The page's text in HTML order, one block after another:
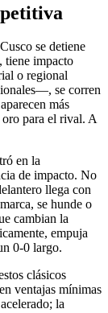
se detiene
tiene impacto
o regional
se corren
más
para el rival. A
en la
de impacto. No
llega con
se hunde o
cambian la
empuja
0-0 largo.
clásicos
ventajas mínimas
la